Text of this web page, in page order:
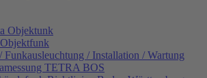
Objektunk
Funkausleuchtung / Installation / Wartung
TETRA BOS